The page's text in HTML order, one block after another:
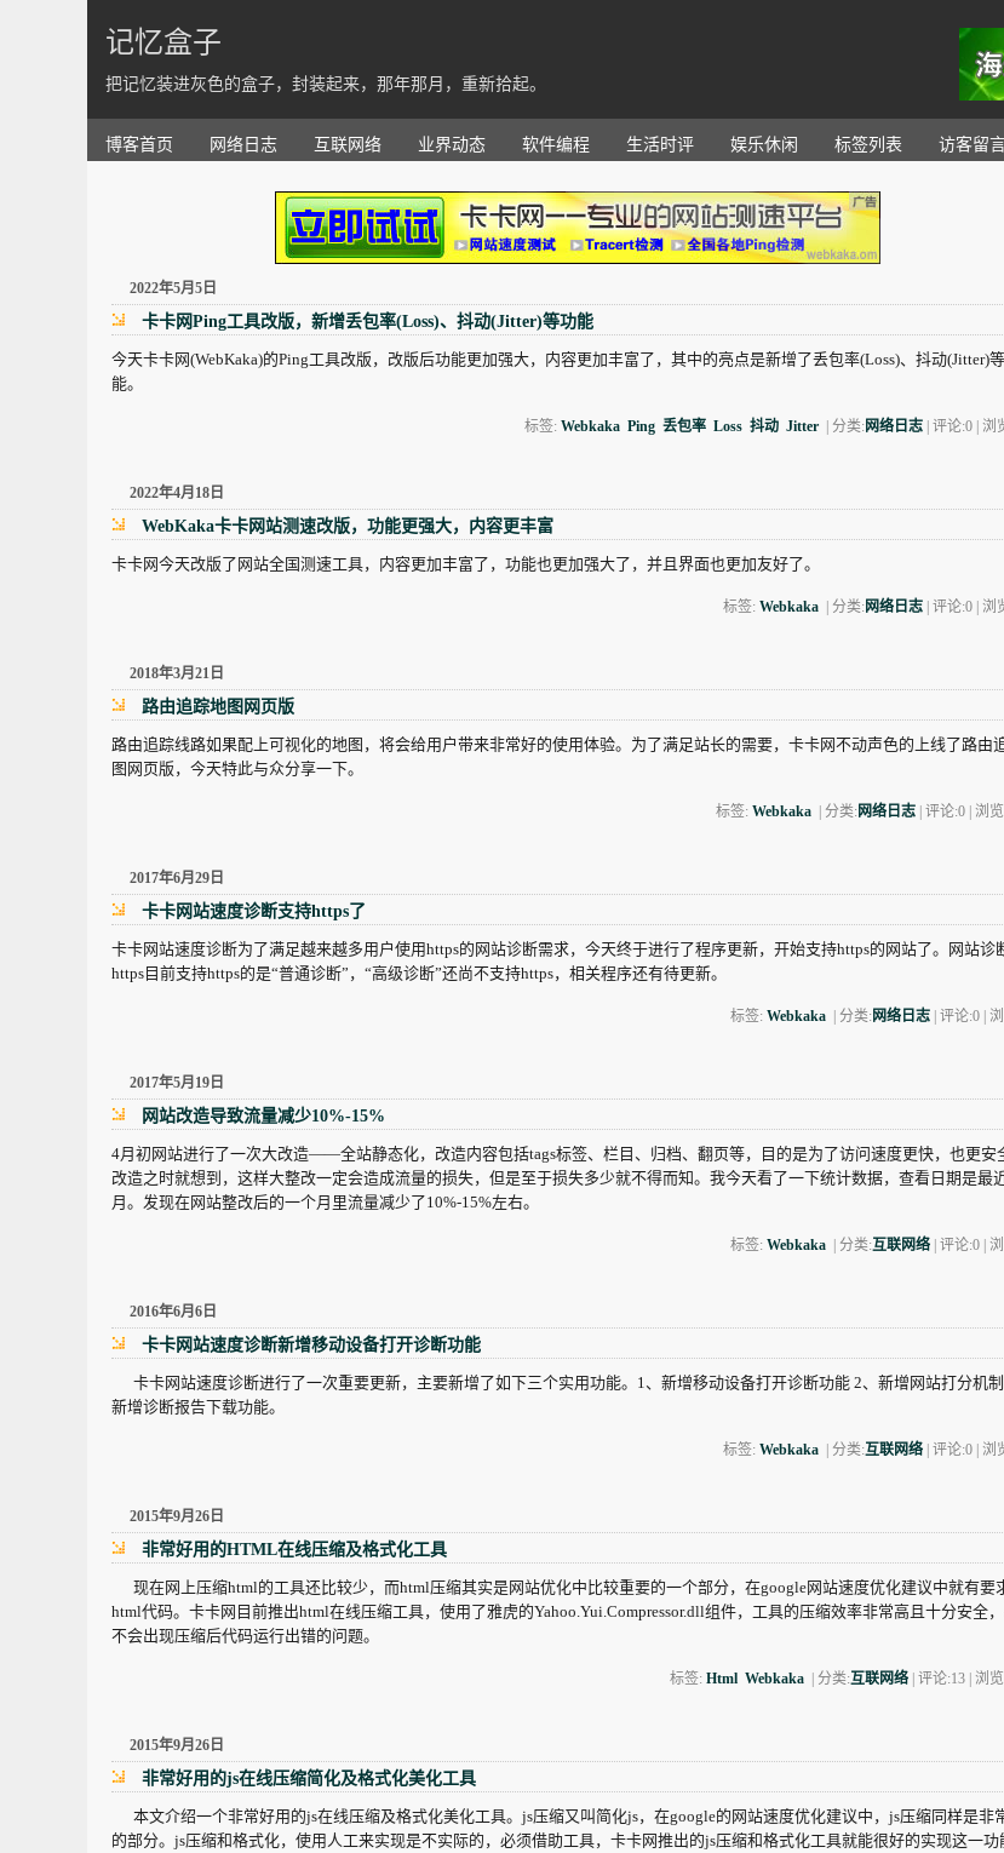
记忆盒子
把记忆装进灰色的盒子，封装起来，那年那月，重新拾起。
博客首页 网络日志 互联网络 业界动态 软件编程 生活时评 娱乐休闲 标签列表 访客留
2022年5月5日
卡卡网Ping工具改版，新增丢包率(Loss)、抖动(Jitter)等功能
今天卡卡网(WebKaka)的Ping工具改版，改版后功能更加强大，内容更加丰富了，其中的亮点是新增了丢包率(Loss)、抖动(Jitter)
能。
标签: Webkaka Ping 丢包率 Loss 抖动 Jitter | 分类: 网络日志 | 评论:0 | 浏
2022年4月18日
WebKaka卡卡网站测速改版，功能更强大，内容更丰富
卡卡网今天改版了网站全国测速工具，内容更加丰富了，功能也更加强大了，并且界面也更加友好了。
标签: Webkaka | 分类: 网络日志 | 评论:0 | 浏
2018年3月21日
路由追踪地图网页版
路由追踪线路如果配上可视化的地图，将会给用户带来非常好的使用体验。为了满足站长的需要，卡卡网不动声色的上线了路由
图网页版，今天特此与众分享一下。
标签: Webkaka | 分类: 网络日志 | 评论:0 | 浏
2017年6月29日
卡卡网站速度诊断支持https了
卡卡网站速度诊断为了满足越来越多用户使用https的网站诊断需求，今天终于进行了程序更新，开始支持https的网站了。网站诊
https目前支持https的是“普通诊断”，“高级诊断”还尚不支持https，相关程序还有待更新。
标签: Webkaka | 分类: 网络日志 | 评论:0 |
2017年5月19日
网站改造导致流量减少10%-15%
4月初网站进行了一次大改造——全站静态化，改造内容包括tags标签、栏目、归档、翻页等，目的是为了访问速度更快，也更安
改造之时就想到，这样大整改一定会造成流量的损失，但是至于损失多少就不得而知。我今天看了一下统计数据，查看日期是最
月。发现在网站整改后的一个月里流量减少了10%-15%左右。
标签: Webkaka | 分类:互联网络 | 评论:0 |
2016年6月6日
卡卡网站速度诊断新增移动设备打开诊断功能
卡卡网站速度诊断进行了一次重要更新，主要新增了如下三个实用功能。1、新增移动设备打开诊断功能 2、新增网站打分机制
新增诊断报告下载功能。
标签: Webkaka | 分类:互联网络 | 评论:0 | 浏
2015年9月26日
非常好用的HTML在线压缩及格式化工具
现在网上压缩html的工具还比较少，而html压缩其实是网站优化中比较重要的一个部分，在google网站速度优化建议中就有要
html代码。卡卡网目前推出html在线压缩工具，使用了雅虎的Yahoo.Yui.Compressor.dll组件，工具的压缩效率非常高且十分安全
不会出现压缩后代码运行出错的问题。
标签: Html Webkaka | 分类:互联网络 | 评论:13 | 浏
2015年9月26日
非常好用的js在线压缩简化及格式化美化工具
本文介绍一个非常好用的js在线压缩及格式化美化工具。js压缩又叫简化js，在google的网站速度优化建议中，js压缩同样是非
的部分。js压缩和格式化，使用人工来实现是不实际的，必须借助工具，卡卡网推出的js压缩和格式化工具就能很好的实现这一功